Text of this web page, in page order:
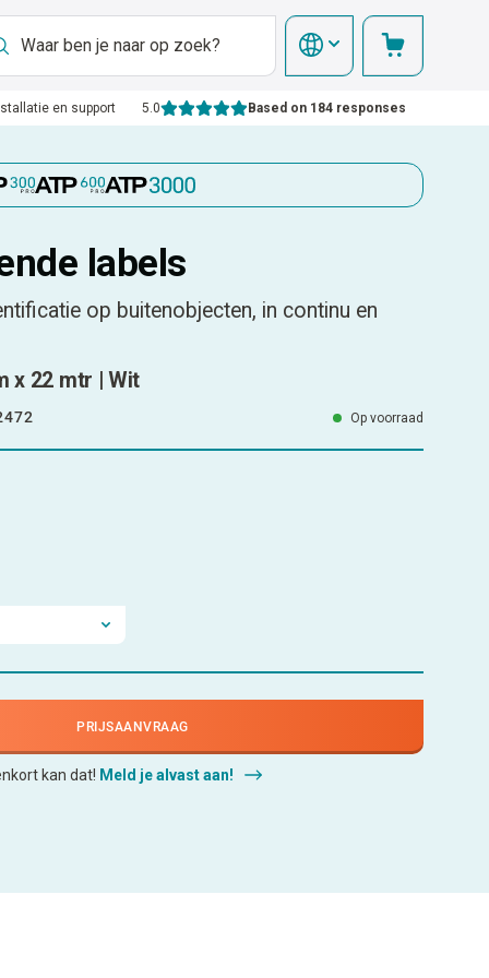
en support 5.0 Based on 184 responses
labels
op buitenobjecten, in continu en
x 22 mtr | Wit
Op voorraad
PRIJSAANVRAAG
kan dat! Meld je alvast aan!